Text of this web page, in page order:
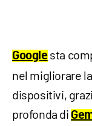
Googlesta
nel migliorare
dispositivi,
profonda di